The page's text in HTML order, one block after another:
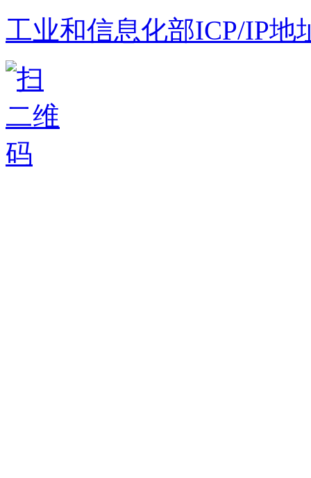
工业和信息化部ICP/IP